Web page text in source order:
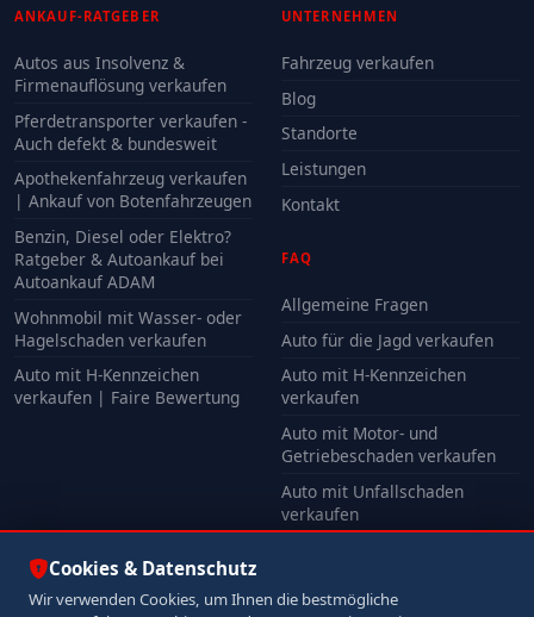
ANKAUF-RATGEBER
Autos aus Insolvenz &
Firmenauflösung verkaufen
Pferdetransporter verkaufen -
Auch defekt & bundesweit
Apothekenfahrzeug verkaufen
| Ankauf von Botenfahrzeugen
Benzin, Diesel oder Elektro?
Ratgeber & Autoankauf bei
Autoankauf ADAM
Wohnmobil mit Wasser- oder
Hagelschaden verkaufen
Auto mit H-Kennzeichen
verkaufen | Faire Bewertung
UNTERNEHMEN
Fahrzeug verkaufen
Blog
Standorte
Leistungen
Kontakt
FAQ
Allgemeine Fragen
Auto für die Jagd verkaufen
Auto mit H-Kennzeichen
verkaufen
Auto mit Motor- und
Getriebeschaden verkaufen
Auto mit Unfallschaden
verkaufen
Cookies & Datenschutz
Wir verwenden Cookies, um Ihnen die bestmögliche